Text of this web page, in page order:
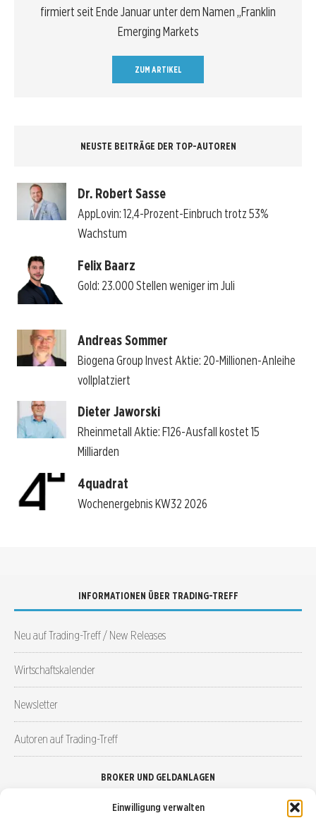
Einwilligung verwalten
firmiert seit Ende Januar unter dem Namen „Franklin
Emerging Markets
ZUM ARTIKEL
NEUSTE BEITRÄGE DER TOP-AUTOREN
Dr. Robert Sasse
AppLovin: 12,4-Prozent-Einbruch trotz 53%
Wachstum
Felix Baarz
Gold: 23.000 Stellen weniger im Juli
Andreas Sommer
Biogena Group Invest Aktie: 20-Millionen-Anleihe
vollplatziert
Dieter Jaworski
Rheinmetall Aktie: F126-Ausfall kostet 15
Milliarden
4quadrat
Wochenergebnis KW32 2026
INFORMATIONEN ÜBER TRADING-TREFF
Neu auf Trading-Treff / New Releases
Wirtschaftskalender
Newsletter
Autoren auf Trading-Treff
BROKER UND GELDANLAGEN